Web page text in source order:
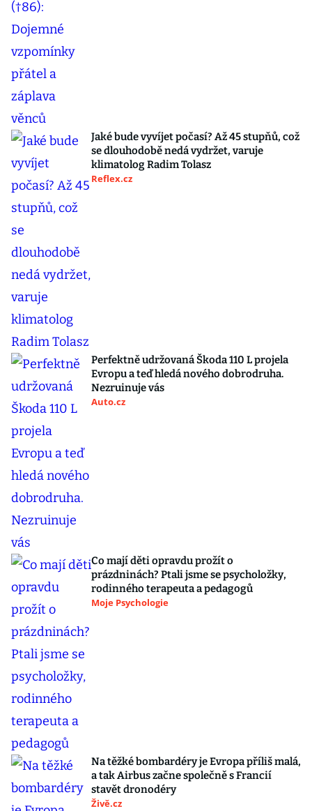
Jaké bude vyvíjet počasí? Až 45 stupňů, což
se dlouhodobě nedá vydržet, varuje
klimatolog Radim Tolasz
Reflex.cz
Perfektně udržovaná Škoda 110 L projela
Evropu a teď hledá nového dobrodruha.
Nezruinuje vás
Auto.cz
Co mají děti opravdu prožít o
prázdninách? Ptali jsme se psycholožky,
rodinného terapeuta a pedagogů
Moje Psychologie
Na těžké bombardéry je Evropa příliš malá,
a tak Airbus začne společně s Francií
stavět dronodéry
Živě.cz